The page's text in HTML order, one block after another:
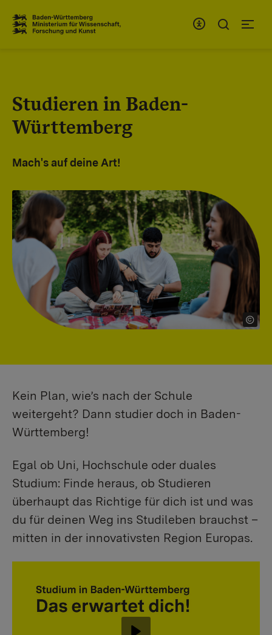
Studieren in Baden-
Württemberg
Mach's auf deine Art!
Kein Plan, wie’s nach der Schule
weitergeht? Dann studier doch in Baden-
Württemberg!
Egal ob Uni, Hochschule oder duales
Studium: Finde heraus, ob Studieren
überhaupt das Richtige für dich ist und was
du für deinen Weg ins Studileben brauchst –
mitten in der innovativsten Region Europas.